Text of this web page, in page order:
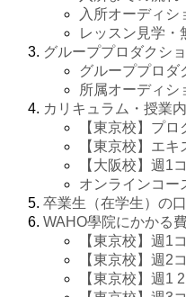
入所オーディシ
レッスン見学・
グループプロダクシ
グループプロダ
所属オーディシ
カリキュラム・授業
【東京校】プ
【東京校】エ
【大阪校】週1
オンラインコー
卒業生（在学生）の
WAHO學院にかかる
【東京校】週1
【東京校】週2
【東京校】週1